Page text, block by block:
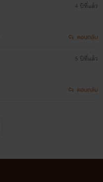
4 ปีที่แล้ว
ตอบกลับ
5 ปีที่แล้ว
ตอบกลับ